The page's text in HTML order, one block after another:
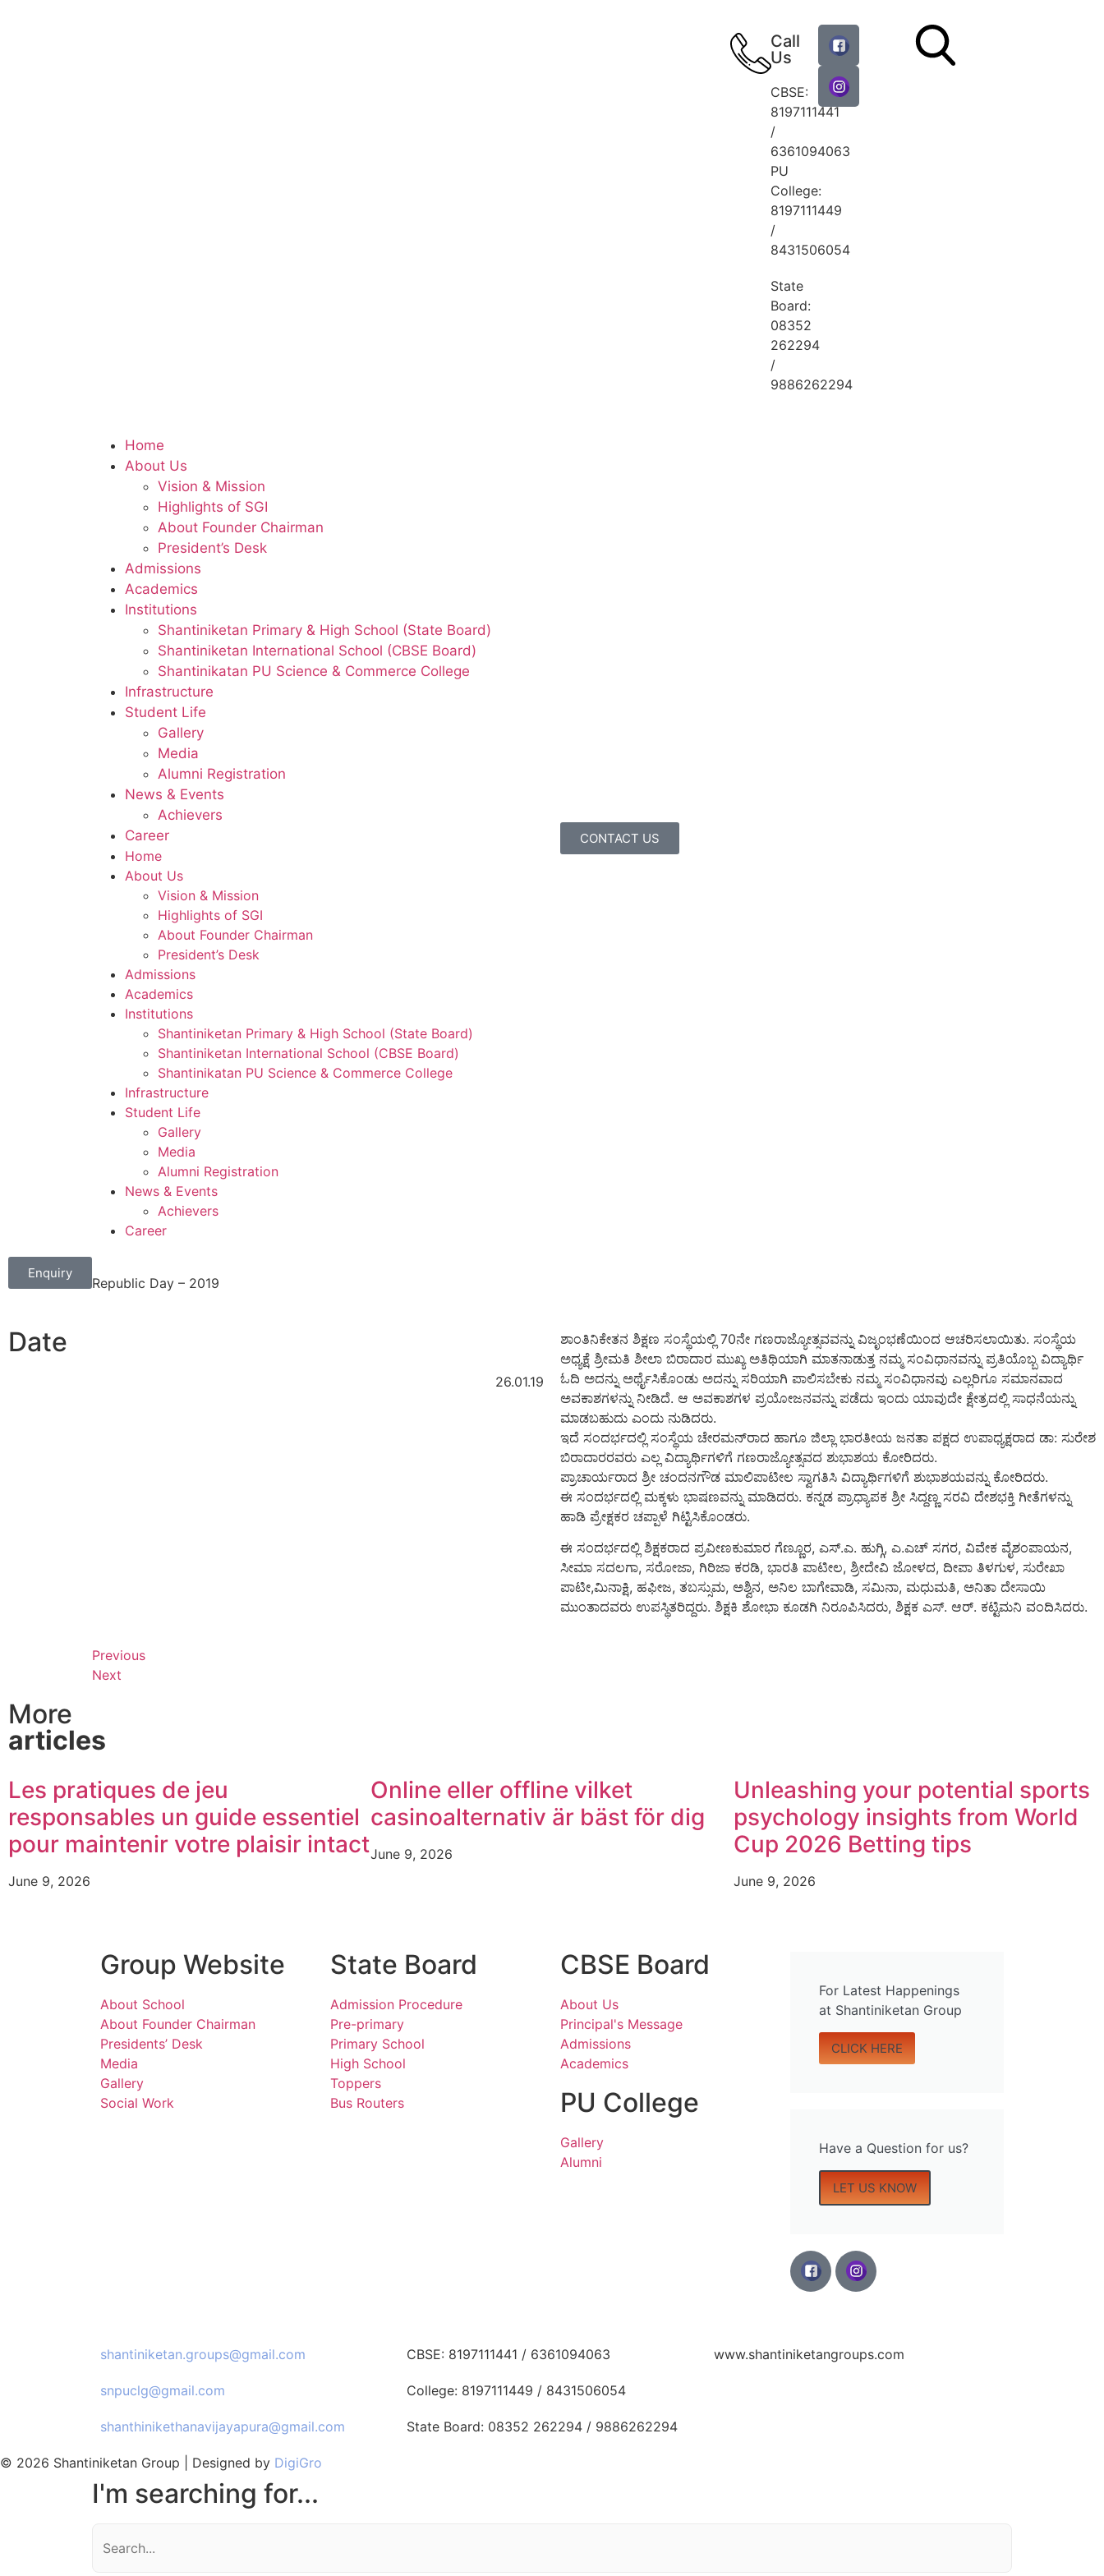
Call
Us
CBSE:
8197111441
/
6361094063
PU
College:
8197111449
/
8431506054
State
Board:
08352
262294
/
9886262294
Home
About Us
Vision & Mission
Highlights of SGI
About Founder Chairman
President’s Desk
Admissions
Academics
Institutions
Shantiniketan Primary & High School (State Board)
Shantiniketan International School (CBSE Board)
Shantinikatan PU Science & Commerce College
Infrastructure
Student Life
Gallery
Media
Alumni Registration
News & Events
Achievers
Career
Home
About Us
Vision & Mission
Highlights of SGI
About Founder Chairman
President’s Desk
Admissions
Academics
Institutions
Shantiniketan Primary & High School (State Board)
Shantiniketan International School (CBSE Board)
Shantinikatan PU Science & Commerce College
Infrastructure
Student Life
Gallery
Media
Alumni Registration
News & Events
Achievers
Career
CONTACT US
Enquiry
Republic Day – 2019
Date
26.01.19
ಶಾಂತಿನಿಕೇತನ ಶಿಕ್ಷಣ ಸಂಸ್ಥೆಯಲ್ಲಿ 70ನೇ ಗಣರಾಜ್ಯೋತ್ಸವವನ್ನು ವಿಜೃಂಭಣೆಯಿಂದ ಆಚರಿಸಲಾಯಿತು. ಸಂಸ್ಥೆಯ
ಅಧ್ಯಕ್ಷೆ ಶ್ರೀಮತಿ ಶೀಲಾ ಬಿರಾದಾರ ಮುಖ್ಯ ಅತಿಥಿಯಾಗಿ ಮಾತನಾಡುತ್ತ ನಮ್ಮ ಸಂವಿಧಾನವನ್ನು ಪ್ರತಿಯೊಬ್ಬ ವಿದ್ಯಾರ್ಥಿ
ಓದಿ ಅದನ್ನು ಅರ್ಥೈಸಿಕೊಂಡು ಅದನ್ನು ಸರಿಯಾಗಿ ಪಾಲಿಸಬೇಕು ನಮ್ಮ ಸಂವಿಧಾನವು ಎಲ್ಲರಿಗೂ ಸಮಾನವಾದ
ಅವಕಾಶಗಳನ್ನು ನೀಡಿದೆ. ಆ ಅವಕಾಶಗಳ ಪ್ರಯೋಜನವನ್ನು ಪಡೆದು ಇಂದು ಯಾವುದೇ ಕ್ಷೇತ್ರದಲ್ಲಿ ಸಾಧನೆಯನ್ನು
ಮಾಡಬಹುದು ಎಂದು ನುಡಿದರು.
ಇದೆ ಸಂದರ್ಭದಲ್ಲಿ ಸಂಸ್ಥೆಯ ಚೇರಮನ್‍ರಾದ ಹಾಗೂ ಜಿಲ್ಲಾ ಭಾರತೀಯ ಜನತಾ ಪಕ್ಷದ ಉಪಾಧ್ಯಕ್ಷರಾದ ಡಾ: ಸುರೇಶ
ಬಿರಾದಾರರವರು ಎಲ್ಲ ವಿದ್ಯಾರ್ಥಿಗಳಿಗೆ ಗಣರಾಜ್ಯೋತ್ಸವದ ಶುಭಾಶಯ ಕೋರಿದರು.
ಪ್ರಾಚಾರ್ಯರಾದ ಶ್ರೀ ಚಂದನಗೌಡ ಮಾಲಿಪಾಟೀಲ ಸ್ವಾಗತಿಸಿ ವಿದ್ಯಾರ್ಥಿಗಳಿಗೆ ಶುಭಾಶಯವನ್ನು ಕೋರಿದರು.
ಈ ಸಂದರ್ಭದಲ್ಲಿ ಮಕ್ಕಳು ಭಾಷಣವನ್ನು ಮಾಡಿದರು. ಕನ್ನಡ ಪ್ರಾಧ್ಯಾಪಕ ಶ್ರೀ ಸಿದ್ದಣ್ಣ ಸರವಿ ದೇಶಭಕ್ತಿ ಗೀತೆಗಳನ್ನು
ಹಾಡಿ ಪ್ರೇಕ್ಷಕರ ಚಪ್ಪಾಳೆ ಗಿಟ್ಟಿಸಿಕೊಂಡರು.
ಈ ಸಂದರ್ಭದಲ್ಲಿ ಶಿಕ್ಷಕರಾದ ಪ್ರವೀಣಕುಮಾರ ಗೆಣ್ಣೂರ, ಎಸ್.ಎ. ಹುಗ್ಗಿ, ಎ.ಎಚ್ ಸಗರ, ವಿವೇಕ ವೈಶಂಪಾಯನ,
ಸೀಮಾ ಸದಲಗಾ, ಸರೋಜಾ, ಗಿರಿಜಾ ಕರಡಿ, ಭಾರತಿ ಪಾಟೀಲ, ಶ್ರೀದೇವಿ ಜೋಳದ, ದೀಪಾ ತಿಳಗುಳ, ಸುರೇಖಾ
ಪಾಟೀ,ಮಿನಾಕ್ಷಿ, ಹಫೀಜ, ತಬಸ್ಸುಮ, ಅಶ್ವಿನ, ಅನಿಲ ಬಾಗೇವಾಡಿ, ಸಮಿನಾ, ಮಧುಮತಿ, ಅನಿತಾ ದೇಸಾಯಿ
ಮುಂತಾದವರು ಉಪಸ್ಥಿತರಿದ್ದರು. ಶಿಕ್ಷಕಿ ಶೋಭಾ ಕೂಡಗಿ ನಿರೂಪಿಸಿದರು, ಶಿಕ್ಷಕ ಎಸ್. ಆರ್. ಕಟ್ಟಿಮನಿ ವಂದಿಸಿದರು.
Previous
Next
More
articles
Les pratiques de jeu
responsables un guide essentiel
pour maintenir votre plaisir intact
June 9, 2026
Online eller offline vilket
casinoalternativ är bäst för dig
June 9, 2026
Unleashing your potential sports
psychology insights from World
Cup 2026 Betting tips
June 9, 2026
Group Website
About School
About Founder Chairman
Presidents’ Desk
Media
Gallery
Social Work
State Board
Admission Procedure
Pre-primary
Primary School
High School
Toppers
Bus Routers
CBSE Board
About Us
Principal's Message
Admissions
Academics
PU College
Gallery
Alumni
For Latest Happenings
at Shantiniketan Group
CLICK HERE
Have a Question for us?
LET US KNOW
shantiniketan.groups@gmail.com
snpuclg@gmail.com
shanthinikethanavijayapura@gmail.com
CBSE: 8197111441 / 6361094063
College: 8197111449 / 8431506054
State Board: 08352 262294 / 9886262294
www.shantiniketangroups.com
© 2026 Shantiniketan Group | Designed by DigiGro
I'm searching for...